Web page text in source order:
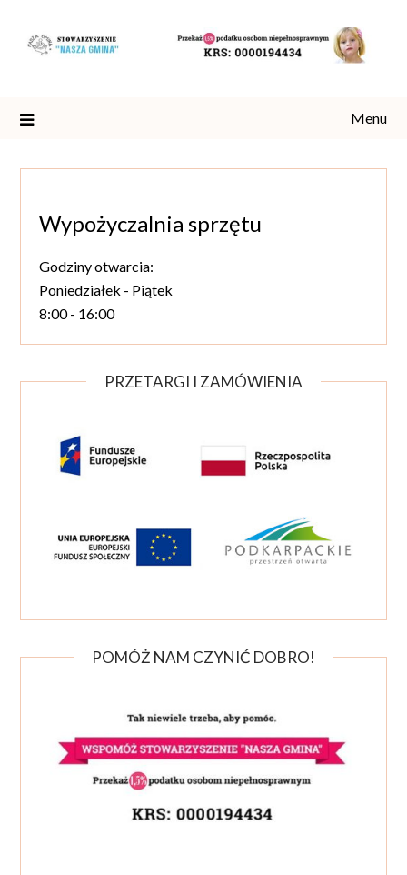
content
Menu
Wypożyczalnia sprzętu
Godziny otwarcia:
Poniedziałek - Piątek
8:00 - 16:00
PRZETARGI I ZAMÓWIENIA
POMÓŻ NAM CZYNIĆ DOBRO!